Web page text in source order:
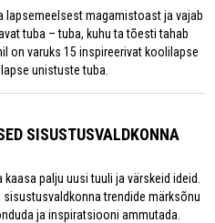
lapsemeelsest magamistoast ja vajab
tuba – tuba, kuhu ta tõesti tahab
on varuks 15 inspireerivat koolilapse
unistuste tuba.
SISUSTUSVALDKONNA
palju uusi tuuli ja värskeid ideid.
trendide märksõnu
ja inspiratsiooni ammutada.